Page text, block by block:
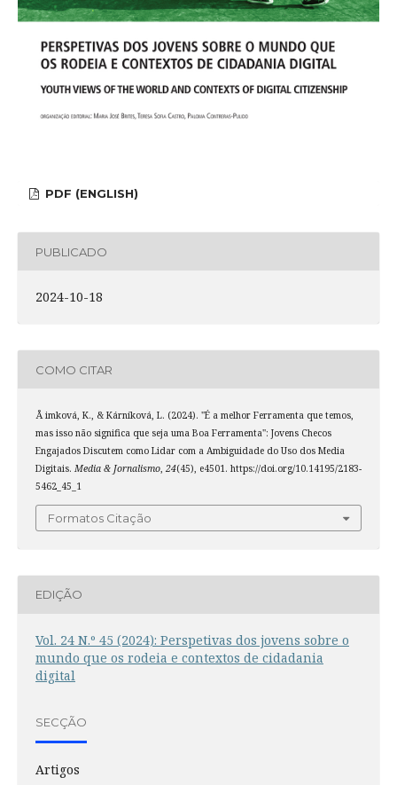
PDF (ENGLISH)
PUBLICADO
2024-10-18
COMO CITAR
Å imková, K., & Kárníková, L. (2024). "É a melhor Ferramenta que temos,
mas isso não significa que seja uma Boa Ferramenta": Jovens Checos
Engajados Discutem como Lidar com a Ambiguidade do Uso dos Media
Digitais. Media & Jornalismo, 24(45), e4501. https://doi.org/10.14195/2183-
5462_45_1
Formatos Citação
EDIÇÃO
Vol. 24 N.º 45 (2024): Perspetivas dos jovens sobre o
mundo que os rodeia e contextos de cidadania
digital
SECÇÃO
Artigos